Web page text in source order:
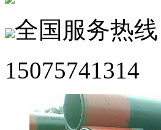
全国服务热线
15075741314